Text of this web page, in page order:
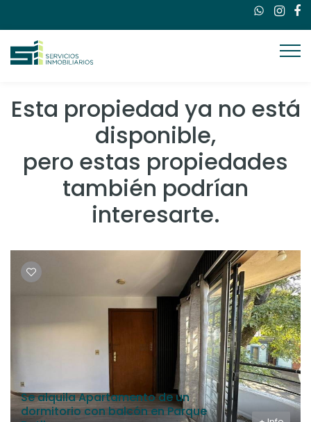
Esta propiedad ya no está
disponible,
pero estas propiedades
también podrían
interesarte.
Se alquila Apartamento de un
dormitorio con balcón en Parque